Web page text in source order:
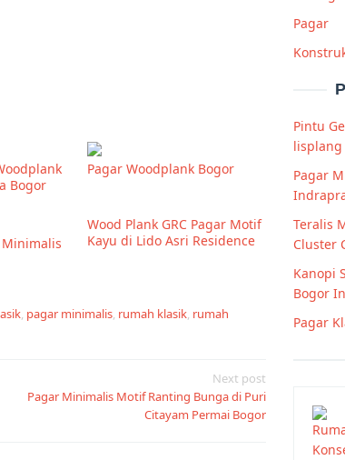
Bogor
Pagar Woodplank Bogor
Minimalis
Wood Plank GRC Pagar Motif
Kayu di Lido Asri Residence
, pagar minimalis, rumah klasik, rumah
Next post
Pagar Minimalis Motif Ranting Bunga di Puri
Citayam Permai Bogor
Pagar
Pintu
lisplang
Pagar
Teralis
Cluster
Kanopi
Bogor
Pagar